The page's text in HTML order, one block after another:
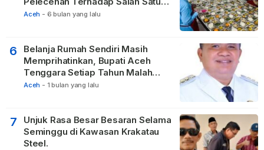
Relawan
Aceh - 6 bulan yang lalu
6
Belanja Rumah Sendiri Masih
Memprihatinkan, Bupati Aceh
Tenggara Setiap Tahun Malah
Membangun Pasilitas Rumah
Aceh - 1 bulan yang lalu
7
Unjuk Rasa Besar Besaran Selama
Seminggu di Kawasan Krakatau
Steel.